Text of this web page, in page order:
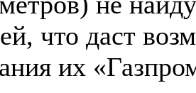
что даст
их